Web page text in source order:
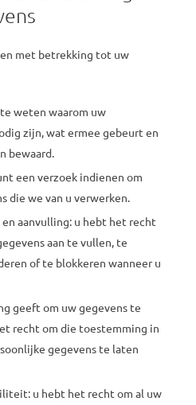
met betrekking tot uw
weten waarom uw
zijn, wat ermee gebeurt en
bewaard.
een verzoek indienen om
die we van u verwerken.
aanvulling: u hebt het recht
aan te vullen, te
of te blokkeren wanneer u
geeft om uw gegevens te
recht om die toestemming in
gegevens te laten
u hebt het recht om al uw